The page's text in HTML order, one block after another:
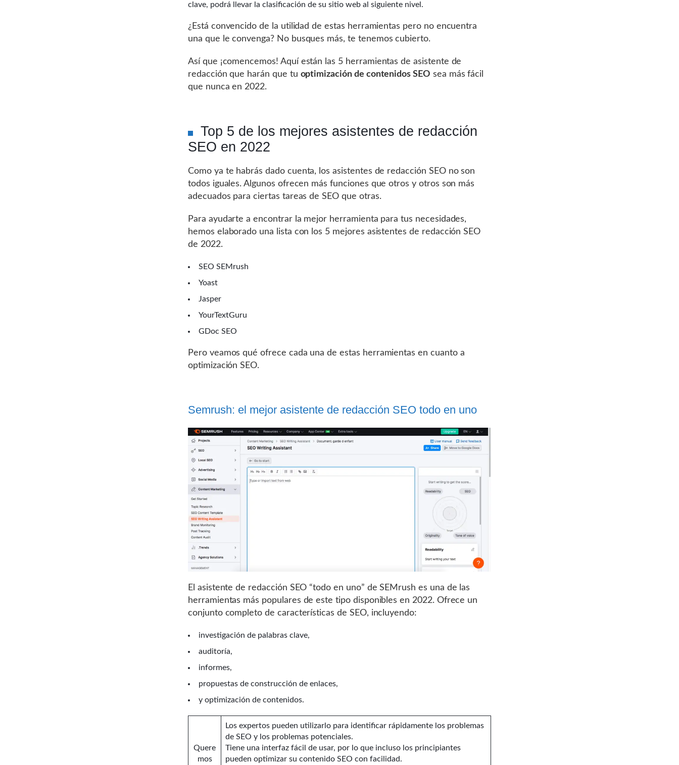
clave, podrá llevar la clasificación de su sitio web al siguiente nivel.
¿Está convencido de la utilidad de estas herramientas pero no encuentra
una que le convenga? No busques más, te tenemos cubierto.
Así que ¡comencemos! Aquí están las 5 herramientas de asistente de
redacción que harán que tu optimización de contenidos SEO sea más fácil
que nunca en 2022.
Top 5 de los mejores asistentes de redacción
SEO en 2022
Como ya te habrás dado cuenta, los asistentes de redacción SEO no son
todos iguales. Algunos ofrecen más funciones que otros y otros son más
adecuados para ciertas tareas de SEO que otras.
Para ayudarte a encontrar la mejor herramienta para tus necesidades,
hemos elaborado una lista con los 5 mejores asistentes de redacción SEO
de 2022.
SEO SEMrush
Yoast
Jasper
YourTextGuru
GDoc SEO
Pero veamos qué ofrece cada una de estas herramientas en cuanto a
optimización SEO.
Semrush: el mejor asistente de redacción SEO todo en uno
El asistente de redacción SEO “todo en uno” de SEMrush es una de las
herramientas más populares de este tipo disponibles en 2022. Ofrece un
conjunto completo de características de SEO, incluyendo:
investigación de palabras clave,
auditoría,
informes,
propuestas de construcción de enlaces,
y optimización de contenidos.
Quere
mos
Los expertos pueden utilizarlo para identificar rápidamente los problemas
de SEO y los problemas potenciales.
Tiene una interfaz fácil de usar, por lo que incluso los principiantes
pueden optimizar su contenido SEO con facilidad.